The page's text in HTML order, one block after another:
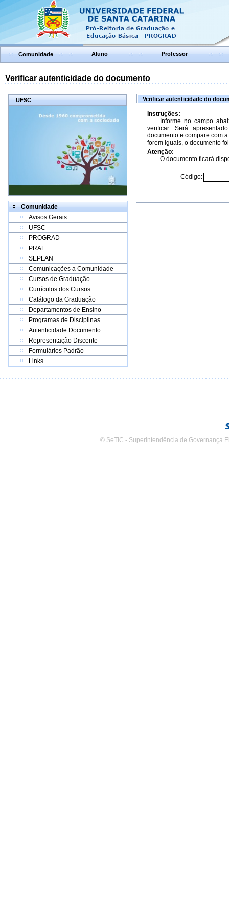
Comunidade Aluno Professor
Verificar autenticidade do documento
UFSC
Comunidade
Avisos Gerais
UFSC
PROGRAD
PRAE
SEPLAN
Comunicações a Comunidade
Cursos de Graduação
Currículos dos Cursos
Catálogo da Graduação
Departamentos de Ensino
Programas de Disciplinas
Autenticidade Documento
Representação Discente
Formulários Padrão
Links
Verificar autenticidade do
Instruções:
Informe no campo
verificar. Será
documento e compare com
forem iguais, o documento
Atenção:
O documento ficará
Código:
© SeTIC - Superintendência de Governança